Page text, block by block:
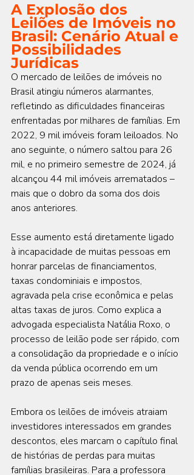
A Explosão dos
Leilões de Imóveis no
Brasil: Cenário Atual e
Possibilidades
Jurídicas
O mercado de leilões de imóveis no
Brasil atingiu números alarmantes,
refletindo as dificuldades financeiras
enfrentadas por milhares de famílias. Em
2022, 9 mil imóveis foram leiloados. No
ano seguinte, o número saltou para 26
mil, e no primeiro semestre de 2024, já
alcançou 44 mil imóveis arrematados –
mais que o dobro da soma dos dois
anos anteriores.
Esse aumento está diretamente ligado
à incapacidade de muitas pessoas em
honrar parcelas de financiamentos,
taxas condominiais e impostos,
agravada pela crise econômica e pelas
altas taxas de juros. Como explica a
advogada especialista Natália Roxo, o
processo de leilão pode ser rápido, com
a consolidação da propriedade e o início
da venda pública ocorrendo em um
prazo de apenas seis meses.
Embora os leilões de imóveis atraiam
investidores interessados em grandes
descontos, eles marcam o capítulo final
de histórias de perdas para muitas
famílias brasileiras. Para a professora